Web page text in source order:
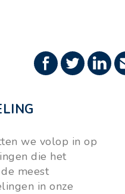
we volop in op
die het
meest
in onze